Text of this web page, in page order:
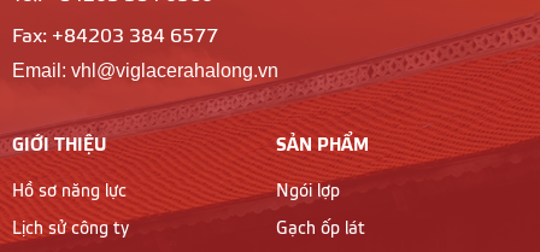
Fax: +84203 384 6577
Email: vhl@viglacerahalong.vn
GIỚI THIỆU
Hồ sơ năng lực
Lịch sử công ty
SẢN PHẨM
Ngói lợp
Gạch ốp lát